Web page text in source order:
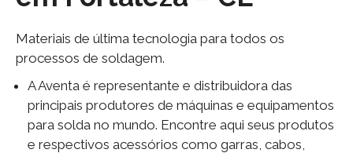
Materiais de última tecnologia para todos os
processos de soldagem.
A Aventa é representante e distribuidora das
principais produtores de máquinas e equipamentos
para solda no mundo. Encontre aqui seus produtos
e respectivos acessórios como garras, cabos,